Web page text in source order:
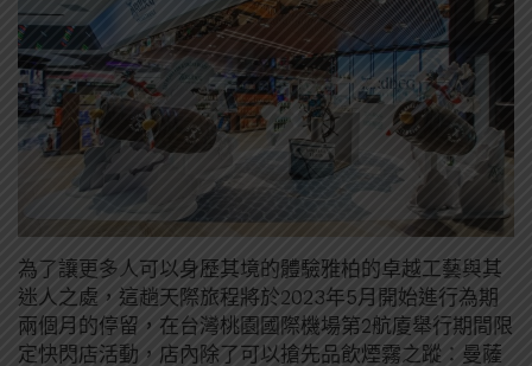
為了讓更多人可以身歷其境的體驗雅柏的卓越工藝與其
迷人之處，這趟天際旅程將於2023年5月開始進行為期
兩個月的停留，在台灣桃園國際機場第2航廈舉行期間限
定快閃店活動，店內除了可以搶先品飲煙霧之蹤：曼薩